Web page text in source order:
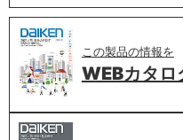
この製品の情報を
WEBカタロ